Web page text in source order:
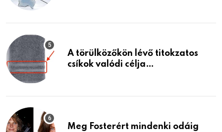
A törülközőkön lévő titokzatos
csíkok valódi célja…
Meg Fosterért mindenki odáig